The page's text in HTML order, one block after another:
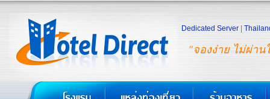
"จองง่าย ไม่ผ่าน
Dedicated Server